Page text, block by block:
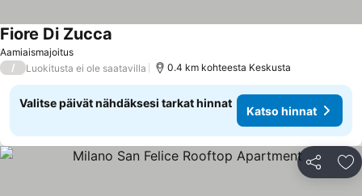
Aamiaismajoitus
Fiore Di Zucca
/ Luokitusta ei ole saatavilla 0.4 km kohteesta Keskusta
Valitse päivät nähdäksesi tarkat hinnat
Katso hinnat
Jaa